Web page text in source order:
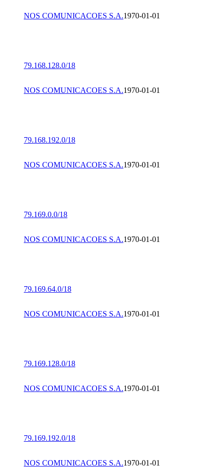
NOS COMUNICACOES S.A.1970-01-01
79.168.128.0/18
NOS COMUNICACOES S.A.1970-01-01
79.168.192.0/18
NOS COMUNICACOES S.A.1970-01-01
79.169.0.0/18
NOS COMUNICACOES S.A.1970-01-01
79.169.64.0/18
NOS COMUNICACOES S.A.1970-01-01
79.169.128.0/18
NOS COMUNICACOES S.A.1970-01-01
79.169.192.0/18
NOS COMUNICACOES S.A.1970-01-01